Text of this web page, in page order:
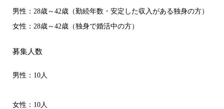
男性：28歳～42歳（勤続年数・安定した収入がある独身の方）
女性：28歳～42歳（独身で婚活中の方）
募集人数
男性：10人
女性：10人